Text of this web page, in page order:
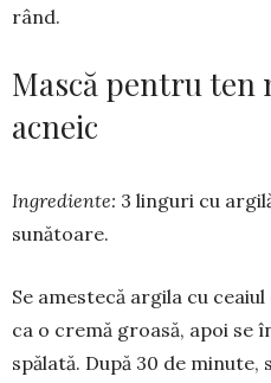
rând.
Mască pentru ten
acneic
Ingrediente: 3 linguri cu
sunătoare.
Se amestecă argila cu
ca o cremă groasă, apoi se
spălată. După 30 de minute,